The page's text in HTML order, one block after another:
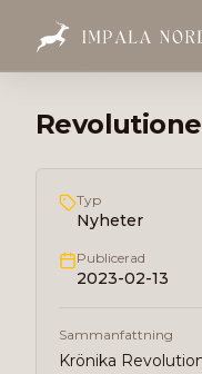
Typ
Nyheter
Publicerad
2023-02-13
Sammanfattning
Krönika